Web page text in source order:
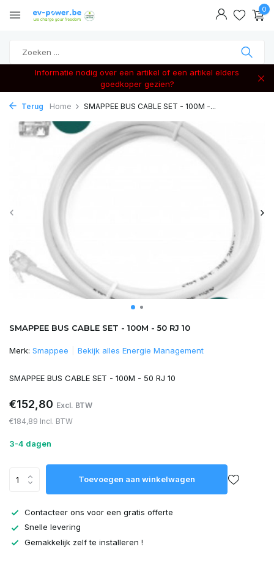
0
Informatie nodig over een artikel of een artikel elders
goedkoper gezien?
Terug Home SMAPPEE BUS CABLE SET - 100M -...
SMAPPEE BUS CABLE SET - 100M - 50 RJ 10
Merk: Smappee Bekijk alles Energie Management
SMAPPEE BUS CABLE SET - 100M - 50 RJ 10
€152,80 Excl. BTW
€184,89 Incl. BTW
3-4 dagen
Toevoegen aan winkelwagen
Contacteer ons voor een gratis offerte
Snelle levering
Gemakkelijk zelf te installeren !